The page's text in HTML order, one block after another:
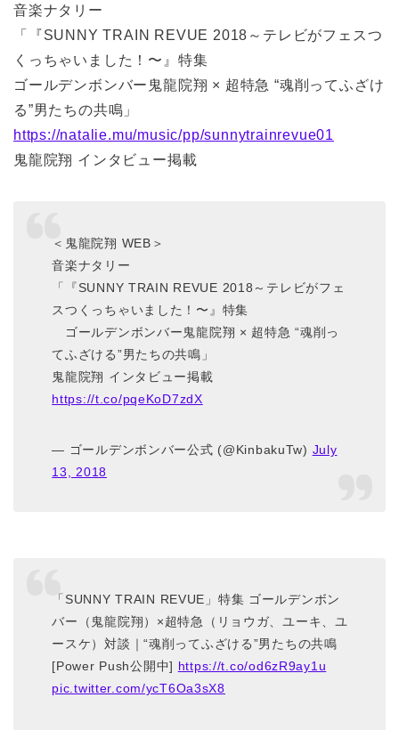
音楽ナタリー
「『SUNNY TRAIN REVUE 2018～テレビがフェスつ
くっちゃいました！〜』特集
ゴールデンボンバー鬼龍院翔 × 超特急 “魂削ってふざけ
る”男たちの共鳴」
https://natalie.mu/music/pp/sunnytrainrevue01
鬼龍院翔 インタビュー掲載
＜鬼龍院翔 WEB＞
音楽ナタリー
「『SUNNY TRAIN REVUE 2018～テレビがフェ
スつくっちゃいました！〜』特集
ゴールデンボンバー鬼龍院翔 × 超特急 “魂削っ
てふざける”男たちの共鳴」
鬼龍院翔 インタビュー掲載
https://t.co/pqeKoD7zdX
— ゴールデンボンバー公式 (@KinbakuTw) July
13, 2018
「SUNNY TRAIN REVUE」特集 ゴールデンボン
バー（鬼龍院翔）×超特急（リョウガ、ユーキ、ユ
ースケ）対談｜“魂削ってふざける”男たちの共鳴
[Power Push公開中] https://t.co/od6zR9ay1u
pic.twitter.com/ycT6Oa3sX8